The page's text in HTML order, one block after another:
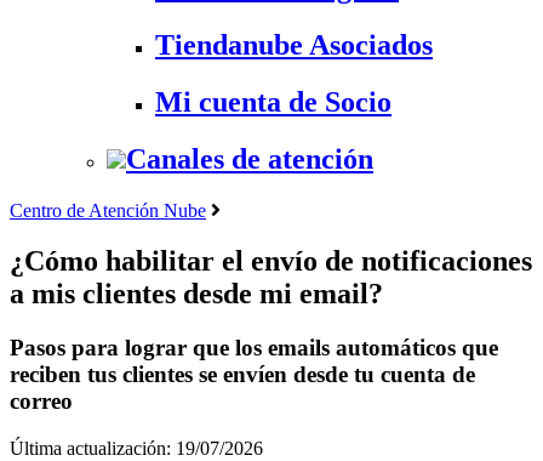
Tiendanube Asociados
Mi cuenta de Socio
Canales de atención
Centro de Atención Nube
¿Cómo habilitar el envío de notificaciones
a mis clientes desde mi email?
Pasos para lograr que los emails automáticos que
reciben tus clientes se envíen desde tu cuenta de
correo
Última actualización: 19/07/2026